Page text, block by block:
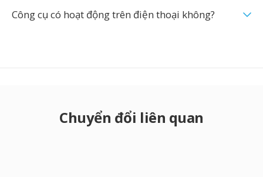
Công cụ có hoạt động trên điện thoại không?
Chuyển đổi liên quan